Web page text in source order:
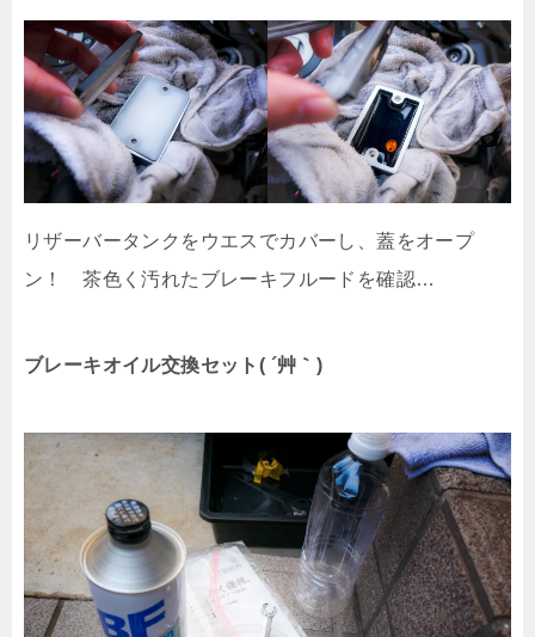
リザーバータンクをウエスでカバーし、蓋をオープ
ン！ 茶色く汚れたブレーキフルードを確認…
ブレーキオイル交換セット( ´艸｀)